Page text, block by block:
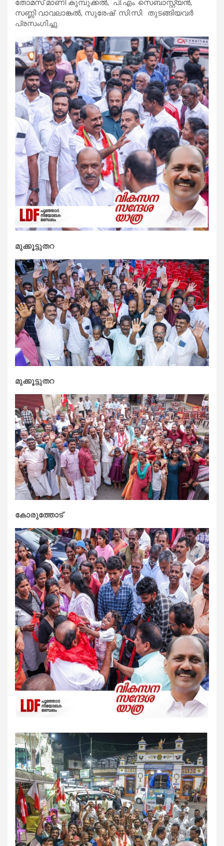
തോമസ് മാണി കുമ്പുക്കല്‍, പി.എം. സെബാസ്റ്റ്യന്‍,
സണ്ണി വാവലാങ്കല്‍, സുരേഷ് സി.സി. തുടങ്ങിയവര്‍
പ്രസംഗിച്ചു.
മുക്കൂട്ടുതറ
മുക്കൂട്ടുതറ
കോരുത്തോട്